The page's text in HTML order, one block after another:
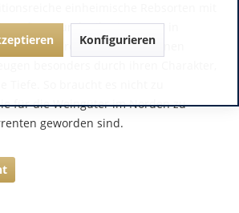
vinifiziert und teilweise sogar in
Die dadurch neu entstandenen
für die Weingüter im Norden zu
geworden sind.
Konfigurieren